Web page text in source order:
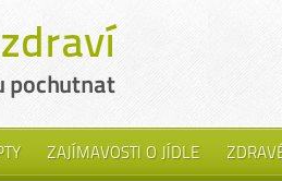
ZAJÍMAVOSTI O JÍDLE